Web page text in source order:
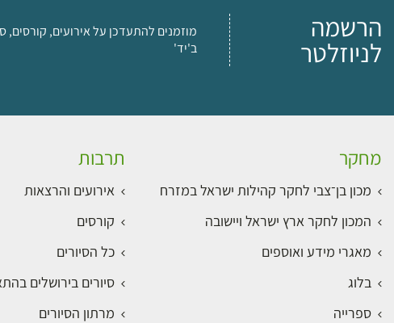
הרשמה
לניוזלטר
מוזמנים להתעדכן על אירועים,
ב'יד'
מחקר
מכון בן־צבי לחקר קהילות ישראל במזרח
המכון לחקר ארץ ישראל ויישובה
מאגרי מידע ואוספים
בלוג
ספרייה
תרבות
אירועים והרצאות
קורסים
כל הסיורים
סיורים בירושלים
מרתון הסיורים